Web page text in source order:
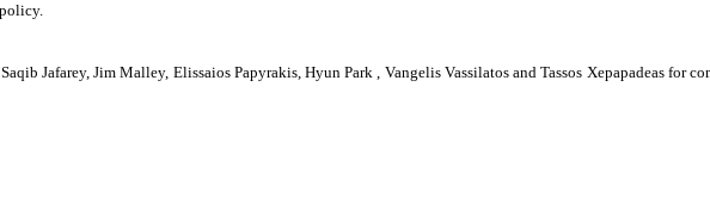
Jafarey, Jim Malley, Elissaios Papyrakis, Hyun Park , Vangelis Vassilatos and Tassos Xepapadeas for